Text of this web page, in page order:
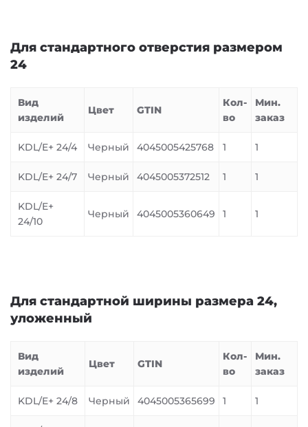
Для стандартного отверстия размером
24
Вид
изделий
Цвет GTIN
Кол-
во
Мин.
заказ
KDL/E+ 24/4 Черный 4045005425768 1 1
KDL/E+ 24/7 Черный 4045005372512 1 1
KDL/E+
24/10
Черный 4045005360649 1 1
Для стандартной ширины размера 24,
уложенный
Вид
изделий
Цвет GTIN
Кол-
во
Мин.
заказ
KDL/E+ 24/8 Черный 4045005365699 1 1